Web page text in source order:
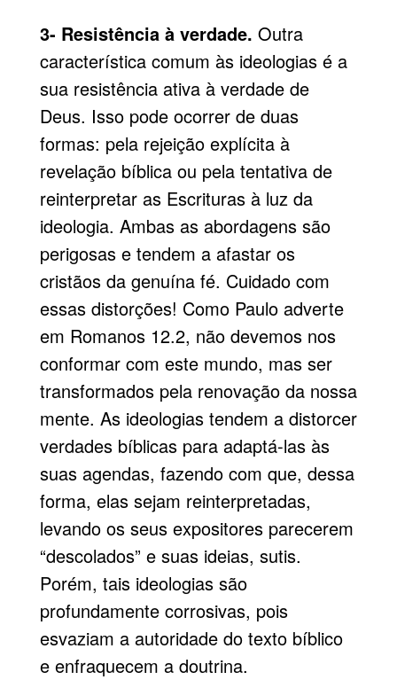
3- Resistência à verdade. Outra
característica comum às ideologias é a
sua resistência ativa à verdade de
Deus. Isso pode ocorrer de duas
formas: pela rejeição explícita à
revelação bíblica ou pela tentativa de
reinterpretar as Escrituras à luz da
ideologia. Ambas as abordagens são
perigosas e tendem a afastar os
cristãos da genuína fé. Cuidado com
essas distorções! Como Paulo adverte
em Romanos 12.2, não devemos nos
conformar com este mundo, mas ser
transformados pela renovação da nossa
mente. As ideologias tendem a distorcer
verdades bíblicas para adaptá-las às
suas agendas, fazendo com que, dessa
forma, elas sejam reinterpretadas,
levando os seus expositores parecerem
“descolados” e suas ideias, sutis.
Porém, tais ideologias são
profundamente corrosivas, pois
esvaziam a autoridade do texto bíblico
e enfraquecem a doutrina.